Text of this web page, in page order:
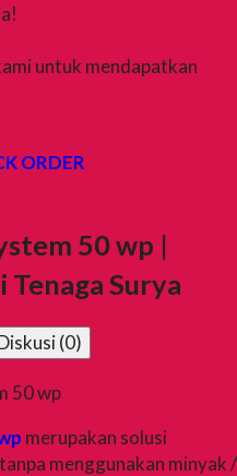
untuk mendapatkan
ORDER
50 wp |
Tenaga Surya
(0)
merupakan solusi
menggunakan minyak /